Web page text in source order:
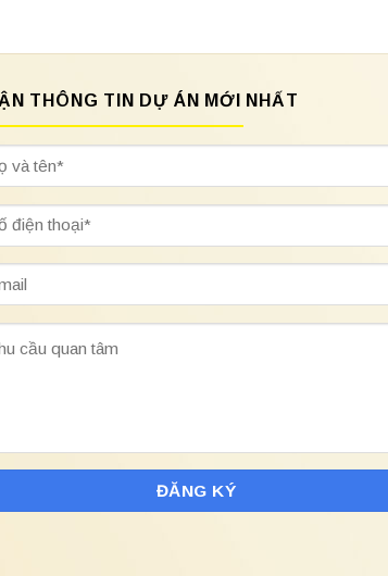
THÔNG TIN DỰ ÁN MỚI NHẤT